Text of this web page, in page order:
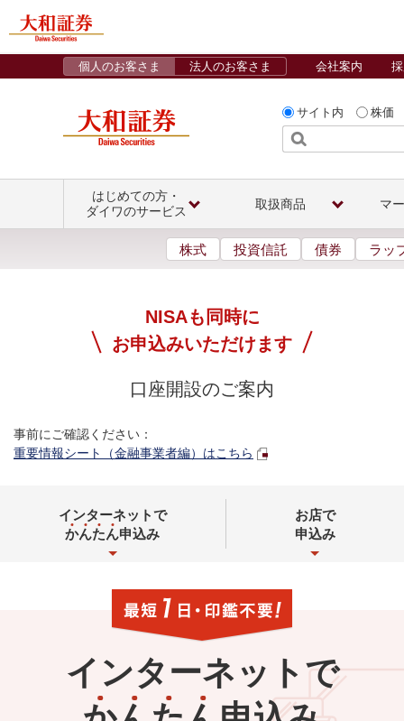
サイト内 株価
個人のお客さま 法人のお客さま 会社案内
はじめての方・
ダイワのサービス
取扱商品 マ
株式 投資信託 債券 ラッ
NISAも同時に
お申込みいただけます
口座開設のご案内
事前にご確認ください：
重要情報シート（金融事業者編）はこちら
インターネットで
かんたん申込み
お店で
申込み
インターネットで